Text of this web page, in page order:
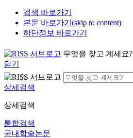
검색 바로가기
본문 바로가기(skip to content)
하단정보 바로가기
무엇을 찾고 계세요?
닫기
상세검색
상세검색
통합검색
국내학술논문